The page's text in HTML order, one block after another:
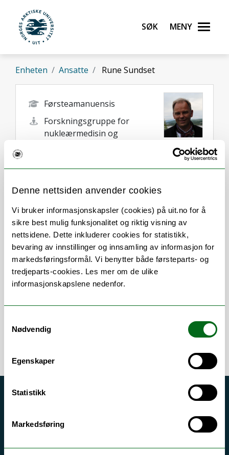
Denne nettsiden anvender cookies
Vi bruker informasjonskapsler (cookies) på uit.no for å
sikre best mulig funksjonalitet og riktig visning av
nettsidene. Dette inkluderer cookies for statistikk,
bevaring av innstillinger og innsamling av informasjon for
markedsføringsformål. Vi benytter både førsteparts- og
tredjeparts-cookies. Les mer om de ulike
informasjonskapslene nedenfor.
Nødvendig
Egenskaper
Statistikk
Markedsføring
Gå til hovedinnhold
UiT Norges arktiske universitet
Søk Meny
Enheten Ansatte Rune Sundset
Førsteamanuensis
Forskningsgruppe for
nukleærmedisin og
Om
Forskning og undervisning
Publikasjoner
Si ifra!